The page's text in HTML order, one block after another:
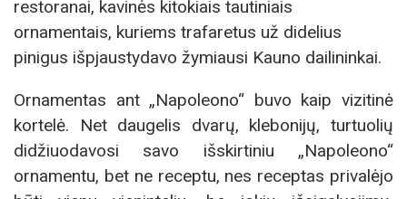
restoranai, kavinės kitokiais tautiniais
ornamentais, kuriems trafaretus už didelius
pinigus išpjaustydavo žymiausi Kauno dailininkai.
Ornamentas ant „Napoleono“ buvo kaip vizitinė
kortelė. Net daugelis dvarų, klebonijų, turtuolių
didžiuodavosi savo išskirtiniu „Napoleono“
ornamentu, bet ne receptu, nes receptas privalėjo